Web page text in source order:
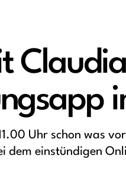
Uhr schon was
dem einstündigen